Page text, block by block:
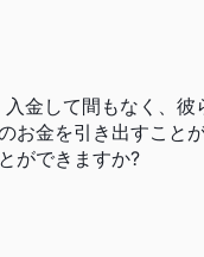
は市場レポート、
析し、簡単で整理され
金して間もなく、彼
お金を引き出すこと
ができますか?